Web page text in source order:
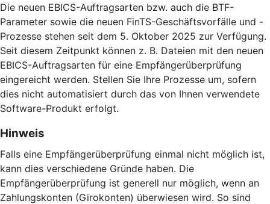
Die neuen EBICS-Auftragsarten bzw. auch die BTF-
Parameter sowie die neuen FinTS-Geschäftsvorfälle und -
Prozesse stehen seit dem 5. Oktober 2025 zur Verfügung.
Seit diesem Zeitpunkt können z. B. Dateien mit den neuen
EBICS-Auftragsarten für eine Empfängerüberprüfung
eingereicht werden. Stellen Sie Ihre Prozesse um, sofern
dies nicht automatisiert durch das von Ihnen verwendete
Software-Produkt erfolgt.
Hinweis
Falls eine Empfängerüberprüfung einmal nicht möglich ist,
kann dies verschiedene Gründe haben. Die
Empfängerüberprüfung ist generell nur möglich, wenn an
Zahlungskonten (Girokonten) überwiesen wird. So sind